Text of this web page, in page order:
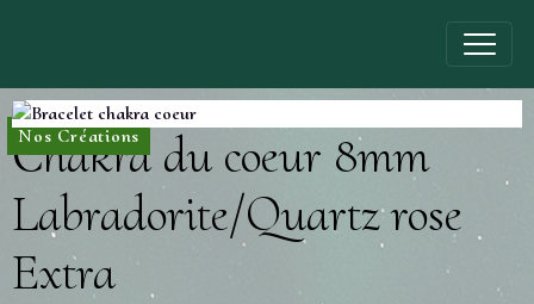
Nos Créations
Chakra du coeur 8mm
Labradorite/Quartz rose
Extra